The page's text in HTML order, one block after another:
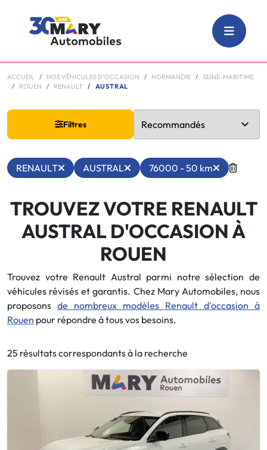
ACCUEIL NOS VÉHICULES D'OCCASION NORMANDIE
SEINE-MARITIME
ROUEN
RENAULT AUSTRAL
Filtres
RENAULT AUSTRAL 76000 - 50 km
TROUVEZ VOTRE RENAULT
AUSTRAL D'OCCASION À
ROUEN
Trouvez votre Renault Austral parmi notre sélection de
véhicules révisés et garantis. Chez Mary Automobiles, nous
proposons de nombreux modèles Renault d'occasion à
Rouen pour répondre à tous vos besoins.
25 résultats correspondants à la recherche